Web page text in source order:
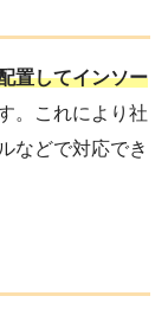
置してインソー
。これにより社
などで対応でき